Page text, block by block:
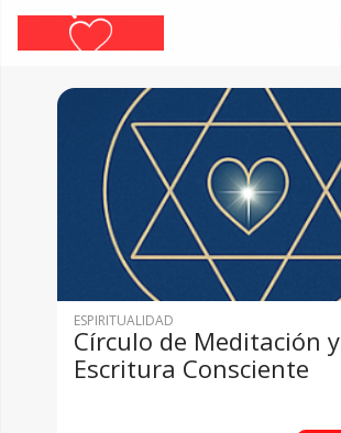
ESPIRITUALIDAD
Círculo de Meditación y
Escritura Consciente